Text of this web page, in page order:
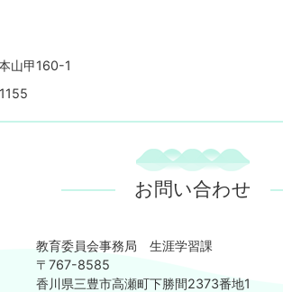
山甲160-1
お問い合わせ
教育委員会事務局 生涯学習課
〒767-8585
香川県三豊市高瀬町下勝間2373番地1